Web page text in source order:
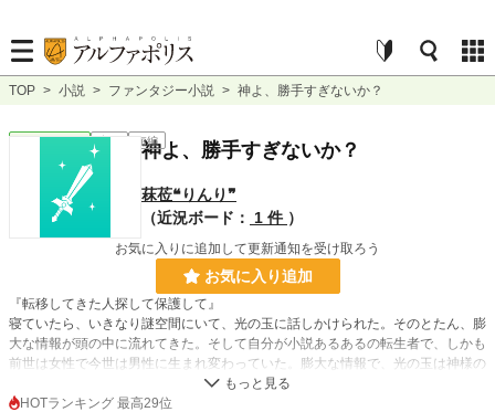
TOP > 小説 > ファンタジー小説 > 神よ、勝手すぎないか？
ファンタジー 完結 短編
神よ、勝手すぎないか？
菻莅❝りんり❞
（近況ボード：
1 件 ）
お気に入りに追加して更新通知を受け取ろう
お気に入り追加
『転移してきた人探して保護して』
寝ていたら、いきなり謎空間にいて、光の玉に話しかけられた。そのとたん、膨
大な情報が頭の中に流れてきた。そして自分が小説あるあるの転生者で、しかも
前世は女性で今世は男性に生まれ変わっていた。膨大な情報で、光の玉は神様の
～作者のオリジナル設定があるため、常識・知識と異なる場合があります。
HOTランキング 最高29位